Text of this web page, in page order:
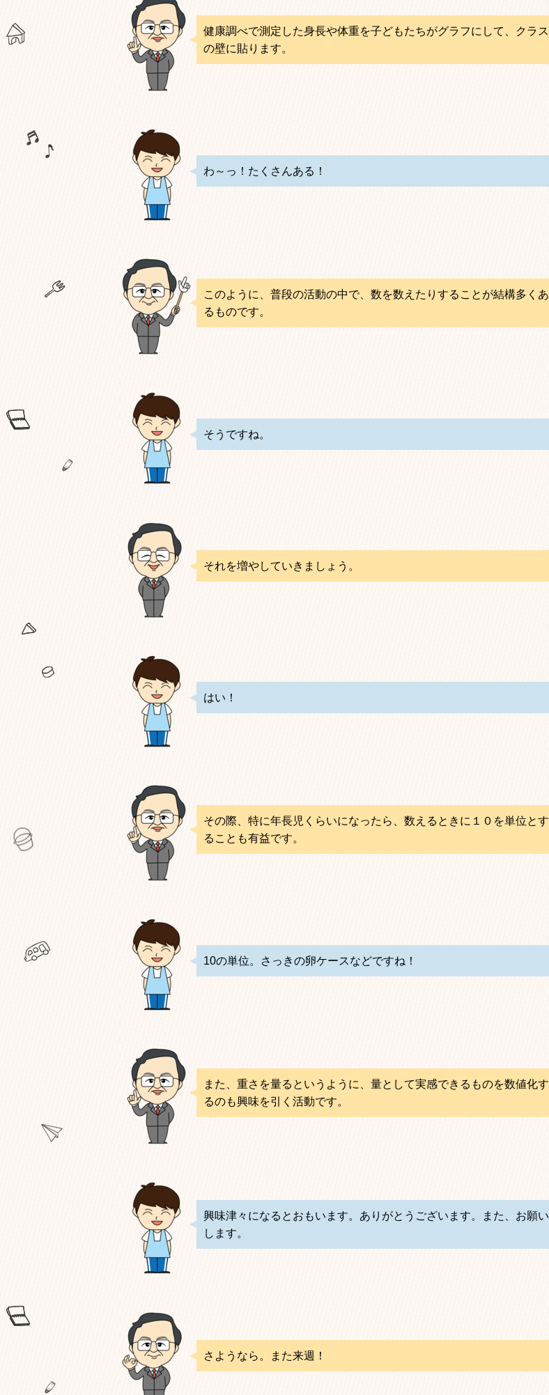
健康調べで測定した身長や体重を子どもたちがグラフにして、クラス
の壁に貼ります。
わ～っ！たくさんある！
このように、普段の活動の中で、数を数えたりすることが結構多くあ
るものです。
そうですね。
それを増やしていきましょう。
はい！
その際、特に年長児くらいになったら、数えるときに１０を単位とす
ることも有益です。
10の単位。さっきの卵ケースなどですね！
また、重さを量るというように、量として実感できるものを数値化す
るのも興味を引く活動です。
興味津々になるとおもいます。ありがとうございます。また、お願い
します。
さようなら。また来週！